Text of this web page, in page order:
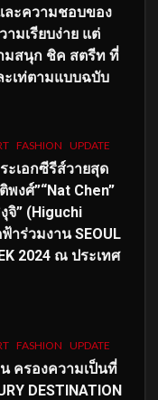
ะความชอบของ
ามเรียบง่าย แต่
มสนุก ชิค สตรีท ที่
เท่ตามแบบฉบับ
FASHION UPDATE
ะเอกซีรีส์วายสุด
งศ์”“Nat Chen”
จิ” (Higuchi
าร่วมงาน SEOUL
2024 ณ ประเทศ
FASHION UPDATE
ครองความเป็นที่
DESTINATION